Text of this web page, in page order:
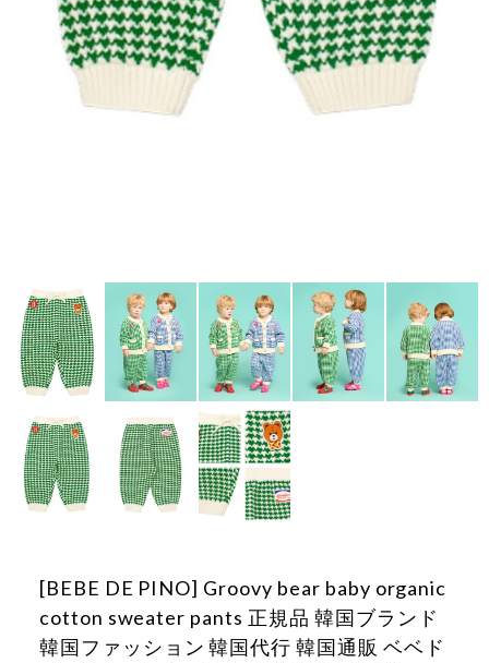
[BEBE DE PINO] Groovy bear baby organic
cotton sweater pants 正規品 韓国ブランド
韓国ファッション 韓国代行 韓国通販 ベベド